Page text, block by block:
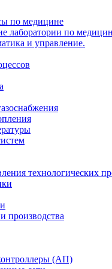
по медицине
лаборатории по
и управление.
технологических
производства
(АП)